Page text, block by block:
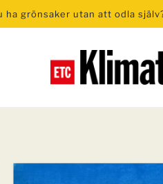
ha grönsaker utan att odla
GRÖN EL
Realtidsmätare Sparöga